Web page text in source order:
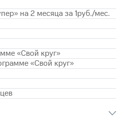
на 2 месяца за 1руб./мес.
«Свой круг»
«Свой круг»